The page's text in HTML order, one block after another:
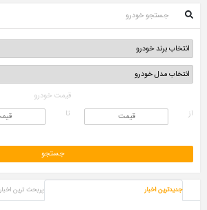
جستجو خودرو
قیمت خودرو
از
تا
جدیدترین اخبار پربحث ترین اخبار